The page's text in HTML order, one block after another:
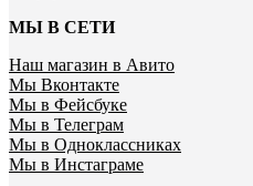
МЫ В СЕТИ
Наш магазин в Авито
Мы Вконтакте
Мы в Фейсбуке
Мы в Телеграм
Мы в Одноклассниках
Мы в Инстаграме